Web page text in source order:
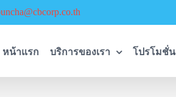
หน้าแรก บริการของเรา โปรโมชั่น